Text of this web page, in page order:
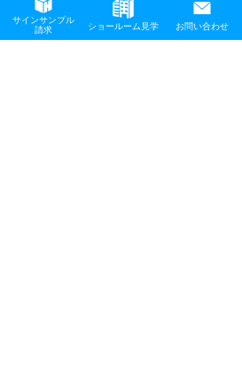
サインサンプル
請求
ショールーム見学 お問い合わせ